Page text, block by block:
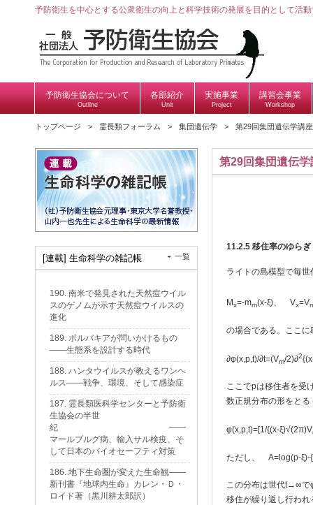
予防衛生を中心とする公衆衛生の向上と科学技術の発展を目的として活
予防衛生協会について
Outline
各部紹介
Unit
実施事業
Project
講習会事業
Workshop
トップページ 霊長類フォーラム 集団遺伝学 第29回集団遺伝学講座
第29回集団遺伝学
11.2.5 移住率のゆら
ライトの島模型で毎
Mx=-mm(x-ξ)、 Vx=V
の場合である。ここ
∂φ(x,p,t)/∂t=(Vm/2)∂2
ここでpは移住者を受
数正規分布の形をと
φ(x,p,t)=[1/{(x-ξ)√(2π)V
ただし、 A=log(p-ξ)-
この分布は世代t→∞で
移住が繰り返し行わ
[連載] 生命科学の雑記帳 一覧
190. 南米で発見された天然痘ウイル
スのゲノムが示す天然痘ウイルスの
進化
189. ボルバキアが問いかけるもの
——生態系を設計する時代
188. ハンタウイルスが教えるワンヘ
ルス——戦争、環境、そして感染症
187. 霊長類医科学センターと予防衛
生協会の半世
紀 ——
マールブルグ病、輸入サル検疫、そ
して日本のバイオセーフティ対策
186. 地下生命圏が変えた生命観——
新刊書『地球内生命』カレン・Ｄ・
ロイド著（黒川耕太郎訳）